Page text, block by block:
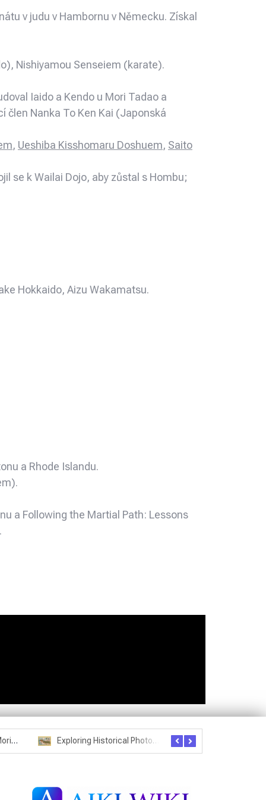
v judu v Hambornu v Německu. Získal
Nishiyamou Senseiem (karate).
Iaido a Kendo u Mori Tadao a
člen Nanka To Ken Kai (Japonská
, Ueshiba Kisshomaru Doshuem, Saito
se k Wailai Dojo, aby zůstal s Hombu;
Hokkaido, Aizu Wakamatsu.
a Rhode Islandu.
a Following the Martial Path: Lessons
Seznam studentů Moriheie Ueshiby Exploring Historical Photos – Postcard from the Kwantung Army